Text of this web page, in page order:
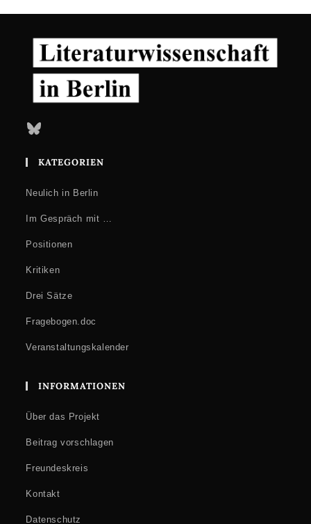
Bluesky
KATEGORIEN
Neulich in Berlin
Im Gespräch mit …
Positionen
Kritiken
Drei Sätze
Fragebogen.doc
Veranstaltungskalender
INFORMATIONEN
Über das Projekt
Beitrag vorschlagen
Freundeskreis
Kontakt
Datenschutz